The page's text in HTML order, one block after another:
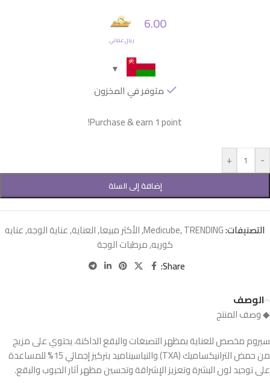
6.00
ريال عماني
متوفر في المخزون
Purchase & earn 1 point!
-
+
إضافة إلى السلة
التصنيفات: Medicube,TRENDING
,الأكثر مبيعا,العناية,عناية الوجه,عنايه
كوريه,مرطبات الوجة
Share:
الوصف
◆ وصف المنتج
سيروم مخصص للعناية بمظهر التصبغات والبقع الداكنة، يحتوي على مزيج
من حمض الترانيكساميك (TXA) والنياسيناميد بتركيز إجمالي 15% للمساعدة
على توحيد لون البشرة وتعزيز الإشراقة وتحسين مظهر آثار الحبوب والبقع.